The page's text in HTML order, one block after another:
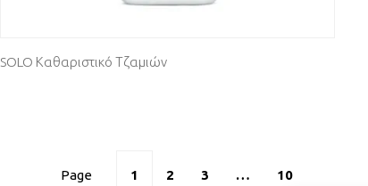
SOLO Καθαριστικό Τζαμιών
Page 1 2 3 … 10